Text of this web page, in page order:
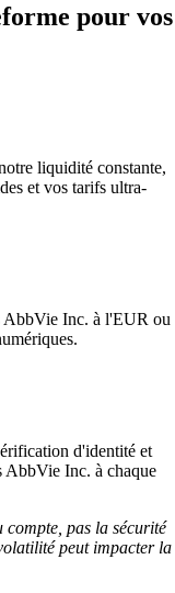
pour vos
liquidité constante,
et vos tarifs ultra-
AbbVie Inc. à l'EUR ou
d'identité et
AbbVie Inc. à chaque
compte, pas la sécurité
peut impacter la